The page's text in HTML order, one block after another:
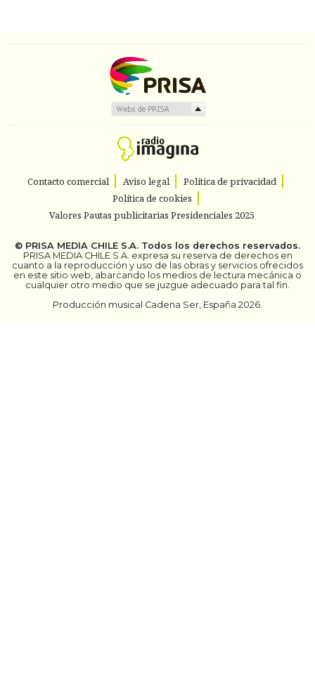
Contacto comercial Aviso legal
Política de privacidad
Política de cookies
Valores Pautas publicitarias Presidenciales 2025
© PRISA MEDIA CHILE S.A. Todos los derechos reservados.
PRISA MEDIA CHILE S.A. expresa su reserva de derechos en
cuanto a la reproducción y uso de las obras y servicios ofrecidos
en este sitio web, abarcando los medios de lectura mecánica o
cualquier otro medio que se juzgue adecuado para tal fin.
Producción musical Cadena Ser, España 2026.